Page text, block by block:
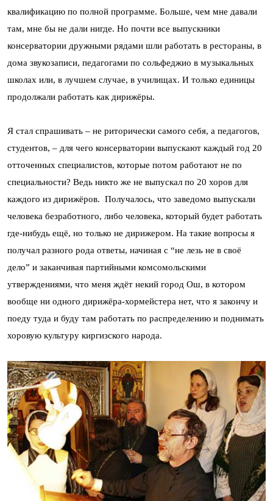
квалификацию по полной программе. Больше, чем мне давали
там, мне бы не дали нигде. Но почти все выпускники
консерватории дружными рядами шли работать в рестораны, в
дома звукозаписи, педагогами по сольфеджио в музыкальных
школах или, в лучшем случае, в училищах. И только единицы
продолжали работать как дирижёры.
Я стал спрашивать – не риторически самого себя, а педагогов,
студентов, – для чего консерватории выпускают каждый год 20
отточенных специалистов, которые потом работают не по
специальности? Ведь никто же не выпускал по 20 хоров для
каждого из дирижёров. Получалось, что заведомо выпускали
человека безработного, либо человека, который будет работать
где-нибудь ещё, но только не дирижером. На такие вопросы я
получал разного рода ответы, начиная с “не лезь не в своё
дело” и заканчивая партийными комсомольскими
утверждениями, что меня ждёт некий город Ош, в котором
вообще ни одного дирижёра-хормейстера нет, что я закончу и
поеду туда и буду там работать по распределению и поднимать
хоровую культуру киргизского народа.